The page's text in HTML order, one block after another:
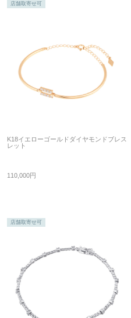
店舗取寄せ可
K18イエローゴールドダイヤモンドブレス
レット
110,000円
店舗取寄せ可